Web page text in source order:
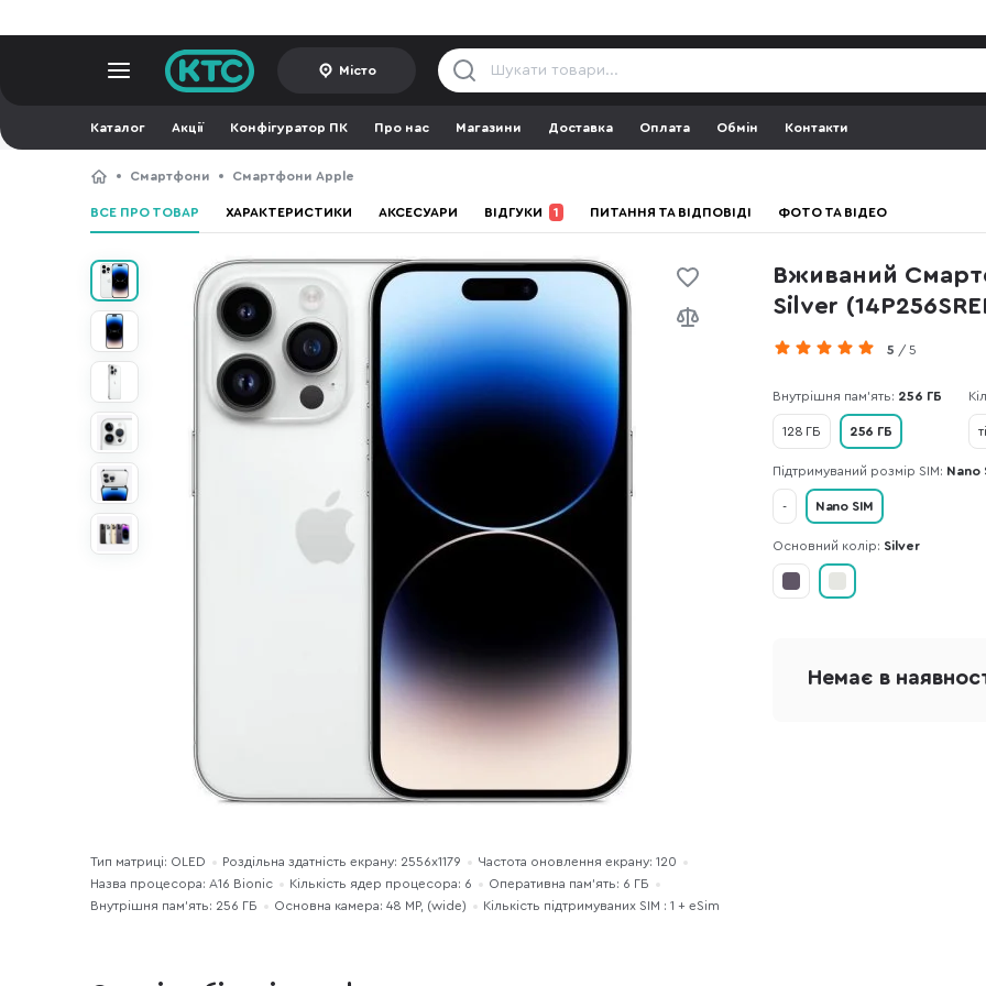
Місто
Каталог Акції Конфігуратор ПК Про нас Магазини Доставка Оплата Обмін Контакти
Смартфони Смартфони Apple
ВСЕ ПРО ТОВАР ХАРАКТЕРИСТИКИ АКСЕСУАРИ ВІДГУКИ 1 ПИТАННЯ ТА ВІДПОВІДІ ФОТО ТА ВІДЕО
Вживаний
Silver
5 / 5
Тип матриці: OLED Роздільна здатність екрану: 2556x1179
Частота оновлення екрану: 120
Назва процесора: A16 Bionic
Кількість ядер процесора: 6
Оперативна пам'ять: 6 ГБ
Внутрішня пам'ять: 256 ГБ
Основна камера: 48 MP, (wide) Кількість підтримуваних SIM : 1 + eSim
Внутрішня пам'ять: 256 ГБ
128 ГБ 256 ГБ
Підтримуваний розмір SIM: Nano
- Nano SIM
Основний колір: Silver
Немає в